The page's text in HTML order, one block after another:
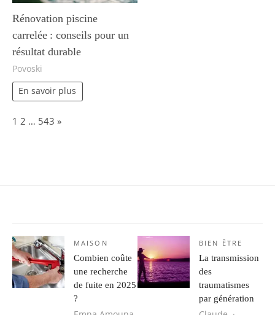
Rénovation piscine
carrelée : conseils pour un
résultat durable
Povoski
En savoir plus
Page:
1 2 … 543 Next
»
MAISON
Combien coûte
une recherche
de fuite en 2025
?
BIEN ÊTRE
La transmission
des
traumatismes
par génération